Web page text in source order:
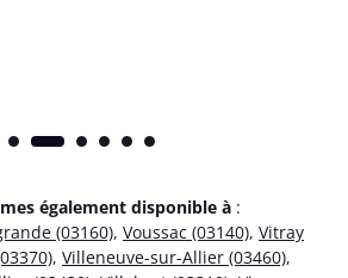
également disponible à :
(03160), Voussac (03140), Vitray
, Villeneuve-sur-Allier (03460),